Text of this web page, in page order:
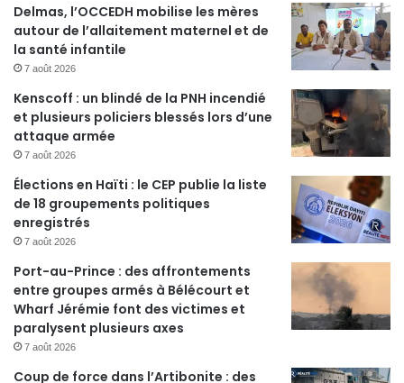
Delmas, l’OCCEDH mobilise les mères
autour de l’allaitement maternel et de
la santé infantile
7 août 2026
Kenscoff : un blindé de la PNH incendié
et plusieurs policiers blessés lors d’une
attaque armée
7 août 2026
Élections en Haïti : le CEP publie la liste
de 18 groupements politiques
enregistrés
7 août 2026
Port-au-Prince : des affrontements
entre groupes armés à Bélécourt et
Wharf Jérémie font des victimes et
paralysent plusieurs axes
7 août 2026
Coup de force dans l’Artibonite : des